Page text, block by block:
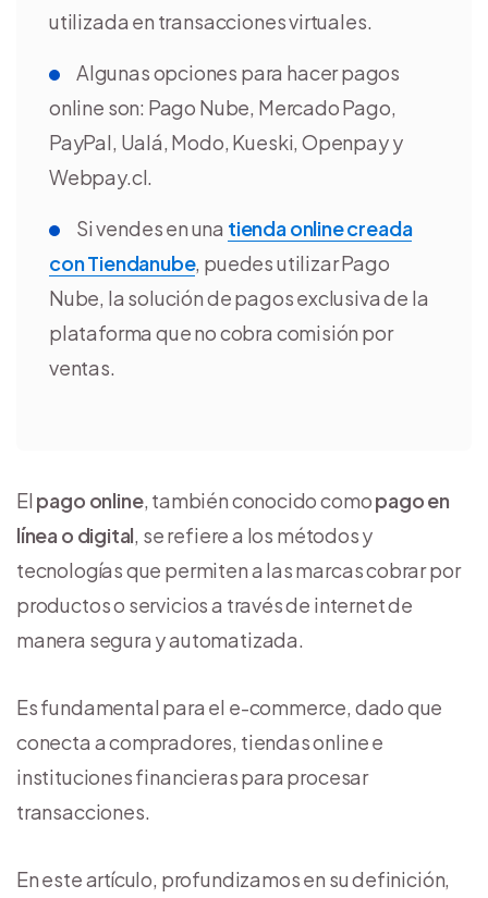
utilizada en transacciones virtuales.
Algunas opciones para hacer pagos
online son: Pago Nube, Mercado Pago,
PayPal, Ualá, Modo, Kueski, Openpay y
Webpay.cl.
Si vendes en una tienda online creada
con Tiendanube, puedes utilizar Pago
Nube, la solución de pagos exclusiva de la
plataforma que no cobra comisión por
ventas.
El pago online, también conocido comopago en
línea o digital, se refiere a los métodos y
tecnologías que permiten a las marcas cobrar por
productos o servicios a través de internet de
manera segura y automatizada.
Es fundamental para el e-commerce, dado que
conecta a compradores, tiendas online e
instituciones financieras para procesar
transacciones.
En este artículo, profundizamos en su definición,